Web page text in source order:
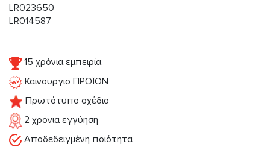
LR023650
LR014587
15 χρόνια εμπειρία
Καινουργιο ΠΡΟΪΟΝ
Πρωτότυπο σχέδιο
2 χρόνια εγγύηση
Αποδεδειγμένη ποιότητα